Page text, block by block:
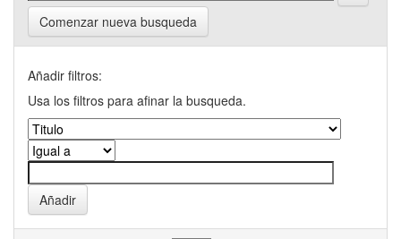
Comenzar nueva busqueda
Añadir filtros:
Usa los filtros para afinar la busqueda.